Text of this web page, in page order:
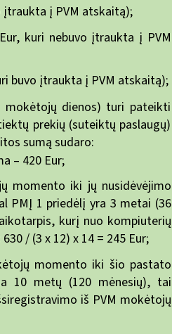
įtraukta į PVM atskaitą);
kuri nebuvo įtraukta į PVM
buvo įtraukta į PVM atskaitą);
mokėtojų dienos) turi pateikti
prekių (suteiktų paslaugų)
sumą sudaro:
– 420 Eur;
momento iki jų nusidėvėjimo
PMĮ 1 priedėlį yra 3 metai (36
kurį nuo kompiuterių
/ (3 x 12) x 14 = 245 Eur;
momento iki šio pastato
10 metų (120 mėnesių), tai
iš PVM mokėtojų